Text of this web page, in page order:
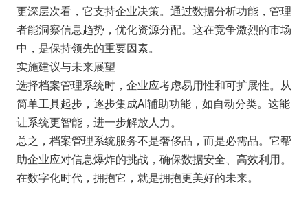
更深层次看，它支持企业决策。通过数据分析功能，管理
者能洞察信息趋势，优化资源分配。这在竞争激烈的市场
中，是保持领先的重要因素。
实施建议与未来展望
选择档案管理系统时，企业应考虑易用性和可扩展性。从
简单工具起步，逐步集成AI辅助功能，如自动分类。这能
让系统更智能，进一步解放人力。
总之，档案管理系统服务不是奢侈品，而是必需品。它帮
助企业应对信息爆炸的挑战，确保数据安全、高效利用。
在数字化时代，拥抱它，就是拥抱更美好的未来。